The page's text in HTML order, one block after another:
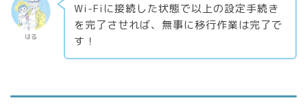
はる
Wi-Fiに接続した状態で以上の設定手続き
を完了させれば、無事に移行作業は完了で
す！